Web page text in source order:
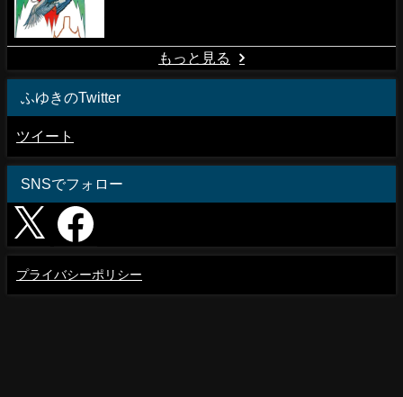
もっと見る
ふゆきのTwitter
ツイート
SNSでフォロー
プライバシーポリシー